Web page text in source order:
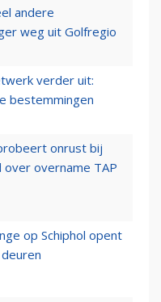
andere
weg uit Golfregio
verder uit:
bestemmingen
onrust bij
overname TAP
op Schiphol opent